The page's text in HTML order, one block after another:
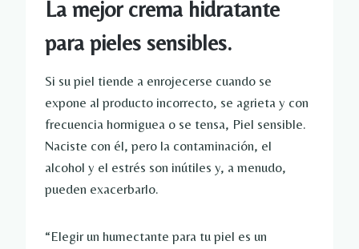
La mejor crema hidratante
para pieles sensibles.
Si su piel tiende a enrojecerse cuando se
expone al producto incorrecto, se agrieta y con
frecuencia hormiguea o se tensa, Piel sensible.
Naciste con él, pero la contaminación, el
alcohol y el estrés son inútiles y, a menudo,
pueden exacerbarlo.
“Elegir un humectante para tu piel es un